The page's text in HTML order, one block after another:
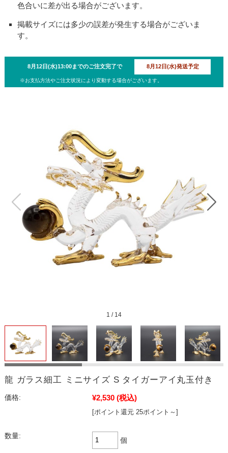
色合いに差が出る場合がございます。
掲載サイズには多少の誤差が発生する場合がございま
す。
1 / 14
龍 ガラス細工 ミニサイズ S タイガーアイ丸玉付き
価格: ¥2,530 (税込)
[ポイント還元 25ポイント～]
数量:
個